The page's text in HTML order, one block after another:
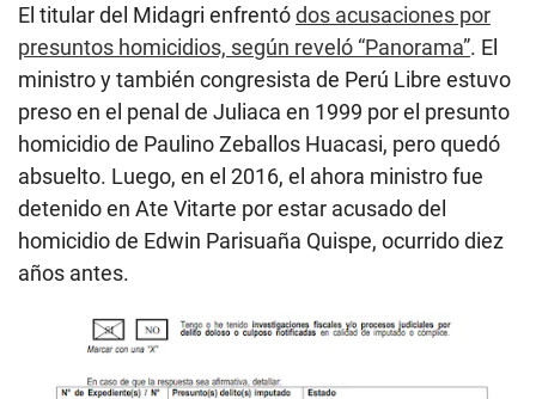
El titular del Midagri enfrentódos acusaciones por
presuntos homicidios, según reveló “Panorama”. El
ministro y también congresista de Perú Libre estuvo
preso en el penal de Juliaca en 1999 por el presunto
homicidio de Paulino Zeballos Huacasi, pero quedó
absuelto. Luego, en el 2016, el ahora ministro fue
detenido en Ate Vitarte por estar acusado del
homicidio de Edwin Parisuaña Quispe, ocurrido diez
años antes.